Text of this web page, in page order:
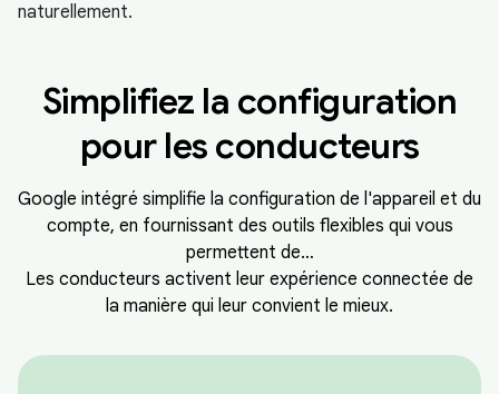
naturellement.
Simplifiez la configuration
pour les conducteurs
Google intégré simplifie la configuration de l'appareil et du
compte, en fournissant des outils flexibles qui vous
permettent de…
Les conducteurs activent leur expérience connectée de
la manière qui leur convient le mieux.